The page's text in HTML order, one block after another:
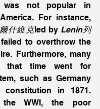
was not popular in
什維克led by Lenin列
to overthrow the
Furthermore, many
that time went for
such as Germany
constitution in 1871.
the WWI, the poor